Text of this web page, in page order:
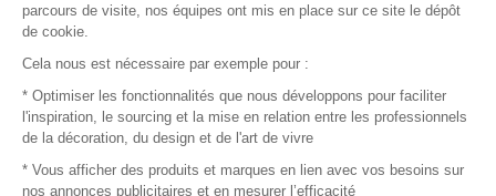
© 2016 –Organisation SAFI
Recrutement
parcours de visite, nos équipes ont mis en place sur ce site le dépôt
de cookie.
Cela nous est nécessaire par exemple pour :
* Optimiser les fonctionnalités que nous développons pour faciliter
l'inspiration, le sourcing et la mise en relation entre les professionnels
de la décoration, du design et de l'art de vivre
* Vous afficher des produits et marques en lien avec vos besoins sur
nos annonces publicitaires et en mesurer l’efficacité